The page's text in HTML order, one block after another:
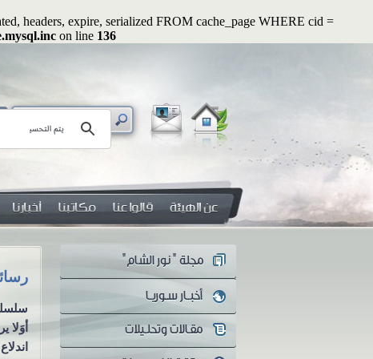
headers, expire, serialized FROM cache_page WHERE cid =
on line 136
أوَلا يرون أنهم يُفتنون ...؟! منذ
هل
هل